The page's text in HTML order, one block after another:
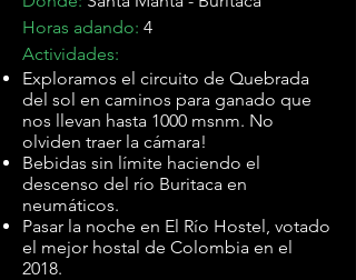
Horas adando: 4
Actividades:
Exploramos el circuito de Quebrada
del sol en caminos para ganado que
nos llevan hasta 1000 msnm. No
olviden traer la cámara!
Bebidas sin límite haciendo el
descenso del río Buritaca en
neumáticos.
Pasar la noche en El Río Hostel, votado
el mejor hostal de Colombia en el
2018.